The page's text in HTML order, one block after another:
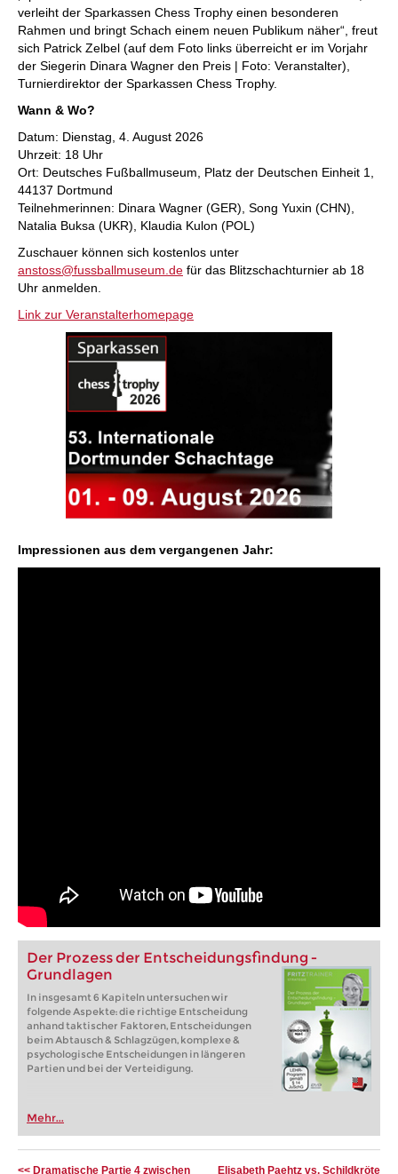
verleiht der Sparkassen Chess Trophy einen besonderen
Rahmen und bringt Schach einem neuen Publikum näher“, freut
sich Patrick Zelbel (auf dem Foto links überreicht er im Vorjahr
der Siegerin Dinara Wagner den Preis | Foto: Veranstalter),
Turnierdirektor der Sparkassen Chess Trophy.
Wann & Wo?
Datum: Dienstag, 4. August 2026
Uhrzeit: 18 Uhr
Ort: Deutsches Fußballmuseum, Platz der Deutschen Einheit 1,
44137 Dortmund
Teilnehmerinnen: Dinara Wagner (GER), Song Yuxin (CHN),
Natalia Buksa (UKR), Klaudia Kulon (POL)
Zuschauer können sich kostenlos unter
anstoss@fussballmuseum.de für das Blitzschachturnier ab 18
Uhr anmelden.
Link zur Veranstalterhomepage
Impressionen aus dem vergangenen Jahr:
Der Prozess der Entscheidungsfindung -
Grundlagen
In insgesamt 6 Kapiteln untersuchen wir
folgende Aspekte: die richtige Entscheidung
anhand taktischer Faktoren, Entscheidungen
beim Abtausch & Schlagzügen, komplexe &
psychologische Entscheidungen in längeren
Partien und bei der Verteidigung.
Mehr...
<< Dramatische Partie 4 zwischen
Elisabeth Paehtz vs. Schildkröte